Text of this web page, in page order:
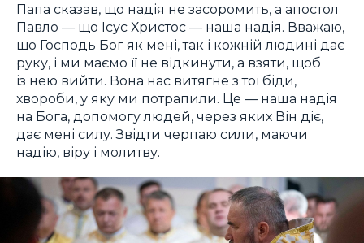
Папа сказав, що надія не засоромить, а апостол
Павло — що Ісус Христос — наша надія. Вважаю,
що Господь Бог як мені, так і кожній людині дає
руку, і ми маємо її не відкинути, а взяти, щоб
із нею вийти. Вона нас витягне з тої біди,
хвороби, у яку ми потрапили. Це — наша надія
на Бога, допомогу людей, через яких Він діє,
дає мені силу. Звідти черпаю сили, маючи
надію, віру і молитву.